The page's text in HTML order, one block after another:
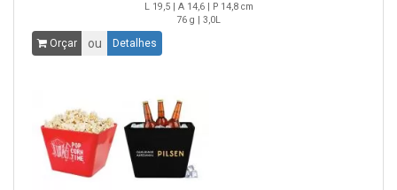
L 19,5 | A 14,6 | P 14,8 cm
76 g | 3,0L
Orçar ou Detalhes